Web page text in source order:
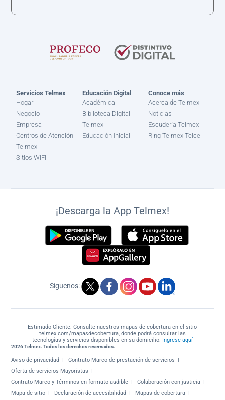
Servicios Telmex
Hogar
Negocio
Empresa
Centros de Atención
Telmex
Sitios WiFi
Educación Digital
Académica
Biblioteca Digital
Telmex
Educación Inicial
Conoce más
Acerca de Telmex
Noticias
Escudería Telmex
Ring Telmex Telcel
¡Descarga la App Telmex!
Síguenos:
Estimado Cliente: Consulte nuestros mapas de cobertura en el sitio
telmex.com/mapasdecobertura, donde podrá consultar las
tecnologías y servicios disponibles en su domicilio. Ingrese aquí
2026 Telmex. Todos los derechos reservados.
Aviso de privacidad
Contrato Marco de prestación de servicios
Oferta de servicios Mayoristas
Contrato Marco y Términos en formato audible
Colaboración con justicia
Mapa de sitio
Declaración de accesibilidad Mapas de cobertura